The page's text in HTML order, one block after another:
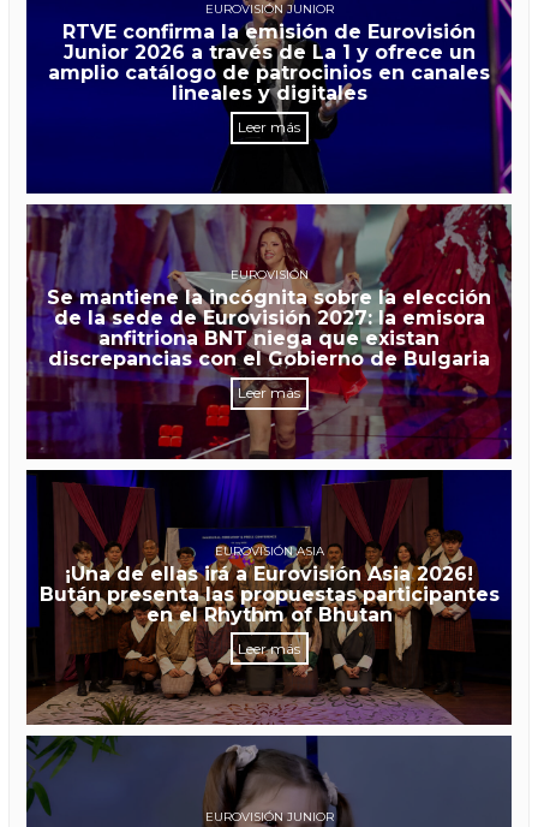
EUROVISIÓN JUNIOR
RTVE confirma la emisión de Eurovisión
Junior 2026 a través de La 1 y ofrece un
amplio catálogo de patrocinios en canales
lineales y digitales
Leer más
EUROVISIÓN
Se mantiene la incógnita sobre la elección
de la sede de Eurovisión 2027: la emisora
anfitriona BNT niega que existan
discrepancias con el Gobierno de Bulgaria
Leer más
EUROVISIÓN ASIA
¡Una de ellas irá a Eurovisión Asia 2026!
Bután presenta las propuestas participantes
en el Rhythm of Bhutan
Leer más
EUROVISIÓN JUNIOR